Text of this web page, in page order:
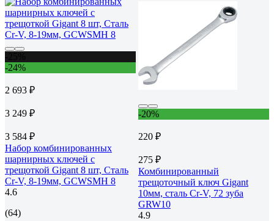
-24%
2 693 ₽
3 249 ₽
3 584 ₽
Набор комбинированных
шарнирных ключей с
трещоткой Gigant 8 шт, Сталь
Cr-V, 8-19мм, GCWSMH 8
4.6
(64)
-20%
220 ₽
275 ₽
Комбинированный
трещоточный ключ Gigant
10мм, сталь Cr-V, 72 зуба
GRW10
4.9